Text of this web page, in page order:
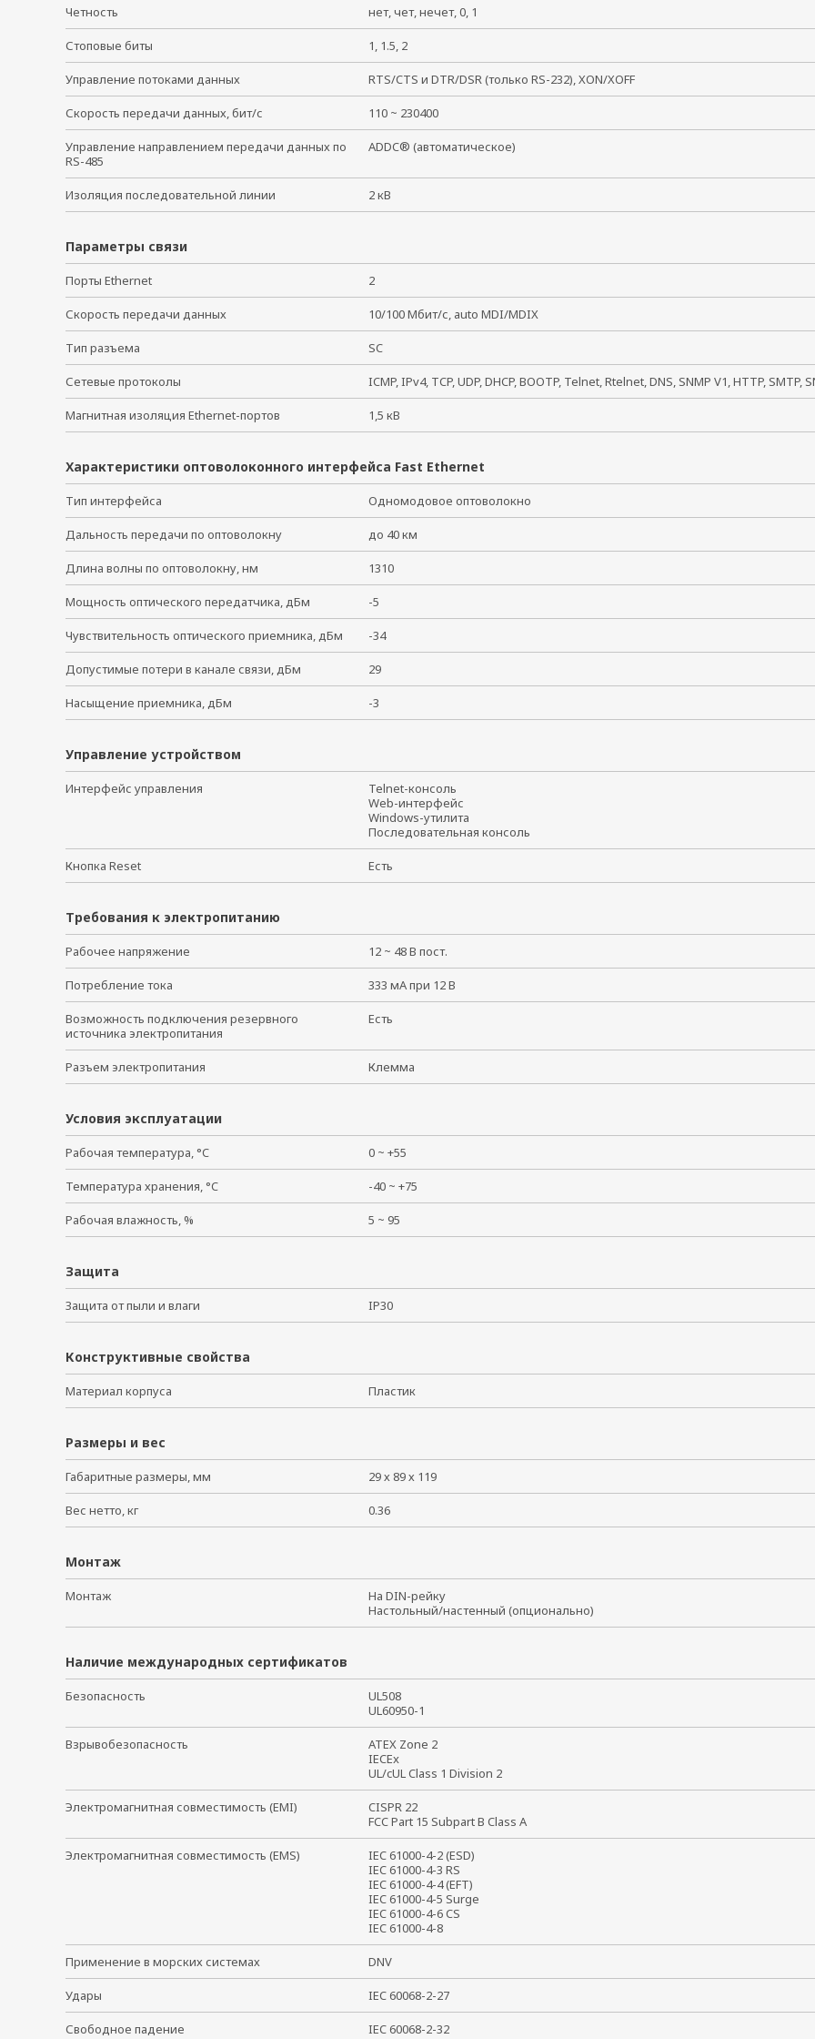
NPort IA-5150-T-IEX
NPort IA-5250-T-IEX
NPort IA5250I-T
NPort IA-5150-M-ST-T
NPort IA-5250I-T
Четность нет, чет, нечет, 0, 1
Стоповые биты 1, 1.5, 2
Управление потоками данных RTS/CTS и DTR/DSR (только RS-232), XON/XOFF
Скорость передачи данных, бит/с 110 ~ 230400
Управление направлением передачи данных по
RS-485
ADDC® (автоматическое)
Изоляция последовательной линии 2 кВ
Параметры связи
Порты Ethernet 2
Скорость передачи данных 10/100 Мбит/с, auto MDI/MDIX
Тип разъема SC
Сетевые протоколы ICMP, IPv4, TCP, UDP, DHCP, BOOTP, Telnet, Rtelnet, DNS, SNMP V1, HTTP, SMTP,
Магнитная изоляция Ethernet-портов 1,5 кВ
Характеристики оптоволоконного интерфейса Fast Ethernet
Тип интерфейса Одномодовое оптоволокно
Дальность передачи по оптоволокну до 40 км
Длина волны по оптоволокну, нм 1310
Мощность оптического передатчика, дБм -5
Чувствительность оптического приемника, дБм -34
Допустимые потери в канале связи, дБм 29
Насыщение приемника, дБм -3
Управление устройством
Интерфейс управления
Telnet-консоль
Web-интерфейс
Windows-утилита
Последовательная консоль
Кнопка Reset Есть
Требования к электропитанию
Рабочее напряжение 12 ~ 48 В пост.
Потребление тока 333 мА при 12 В
Возможность подключения резервного
источника электропитания
Есть
Разъем электропитания Клемма
Условия эксплуатации
Рабочая температура, °C 0 ~ +55
Температура хранения, °C -40 ~ +75
Рабочая влажность, % 5 ~ 95
Защита
Защита от пыли и влаги IP30
Конструктивные свойства
Материал корпуса Пластик
Размеры и вес
Габаритные размеры, мм 29 х 89 х 119
Вес нетто, кг 0.36
Монтаж
Монтаж
На DIN-рейку
Настольный/настенный (опционально)
Наличие международных сертификатов
Безопасность
UL508
UL60950-1
Взрывобезопасность
ATEX Zone 2
IECEx
UL/cUL Class 1 Division 2
Электромагнитная совместимость (EMI)
CISPR 22
FCC Part 15 Subpart B Class A
Электромагнитная совместимость (EMS)
IEC 61000-4-2 (ESD)
IEC 61000-4-3 RS
IEC 61000-4-4 (EFT)
IEC 61000-4-5 Surge
IEC 61000-4-6 CS
IEC 61000-4-8
Применение в морских системах DNV
Удары IEC 60068-2-27
Свободное падение IEC 60068-2-32